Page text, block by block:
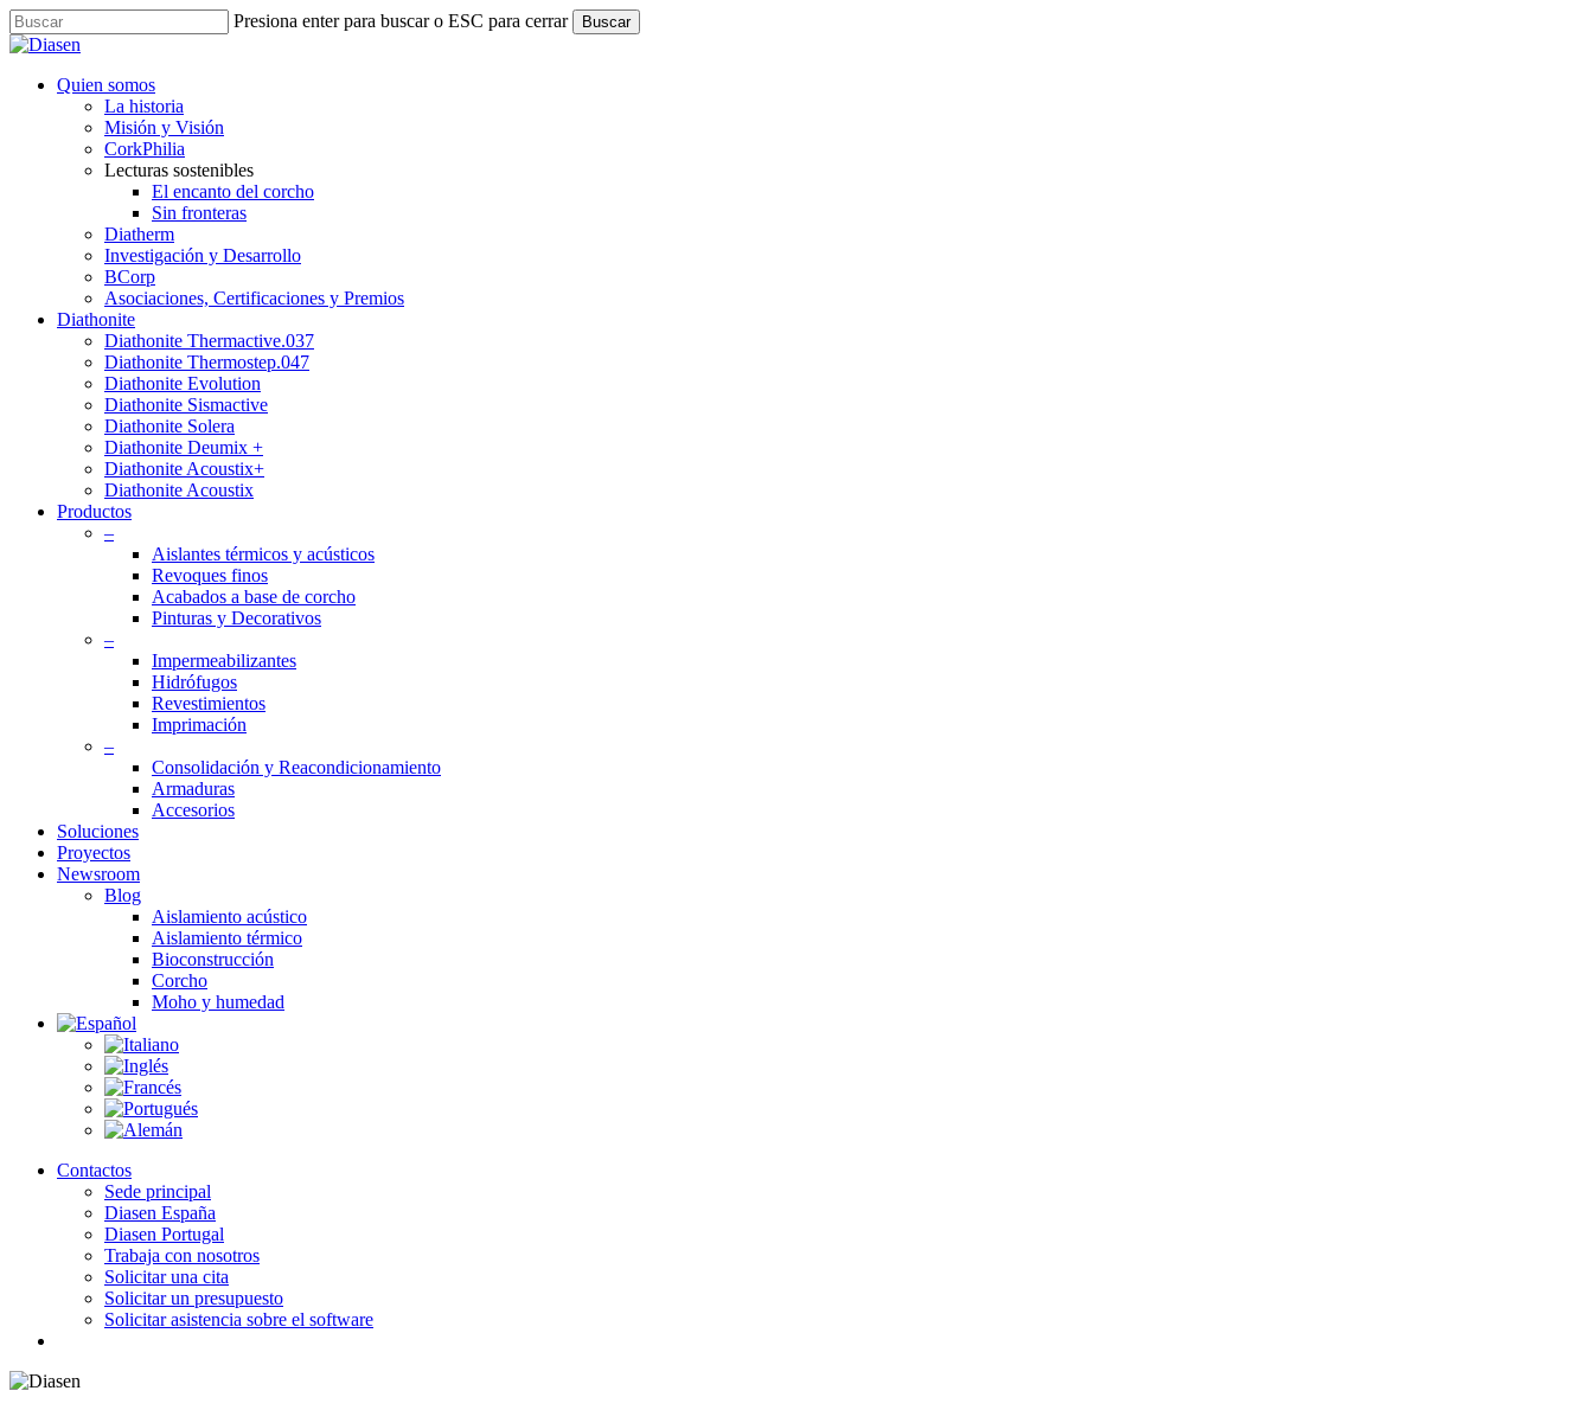
Skip
to
content
Presiona enter para buscar o ESC para cerrar Buscar
Close
search
Menu
Quien somos
La historia
Misión y Visión
CorkPhilia
Lecturas sostenibles
El encanto del corcho
Sin fronteras
Diatherm
Investigación y Desarrollo
BCorp
Asociaciones, Certificaciones y Premios
Diathonite
Diathonite Thermactive.037
Diathonite Thermostep.047
Diathonite Evolution
Diathonite Sismactive
Diathonite Solera
Diathonite Deumix +
Diathonite Acoustix+
Diathonite Acoustix
Productos
–
Aislantes térmicos y acústicos
Revoques finos
Acabados a base de corcho
Pinturas y Decorativos
–
Impermeabilizantes
Hidrófugos
Revestimientos
Imprimación
–
Consolidación y Reacondicionamiento
Armaduras
Accesorios
Soluciones
Proyectos
Newsroom
Blog
Aislamiento acústico
Aislamiento térmico
Bioconstrucción
Corcho
Moho y humedad
Contactos
Sede principal
Diasen España
Diasen Portugal
Trabaja con nosotros
Solicitar una cita
Solicitar un presupuesto
Solicitar asistencia sobre el software